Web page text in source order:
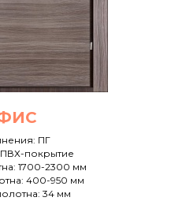
ПГ
покрытие
1700-2300 мм
400-950 мм
34 мм